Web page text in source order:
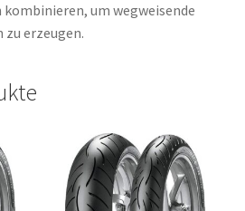
um wegweisende
zu erzeugen.